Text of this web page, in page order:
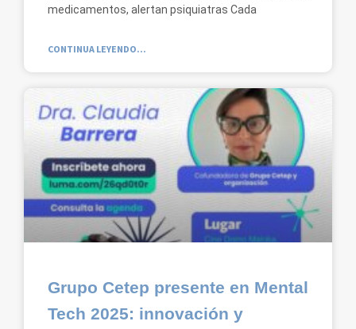
medicamentos, alertan psiquiatras Cada
CONTINUA LEYENDO...
Grupo Cetep presente en Mental
Tech 2025: innovación y